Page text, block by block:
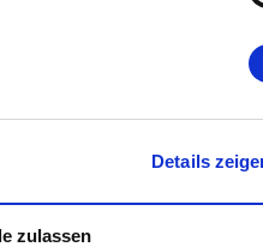
Details
zulassen